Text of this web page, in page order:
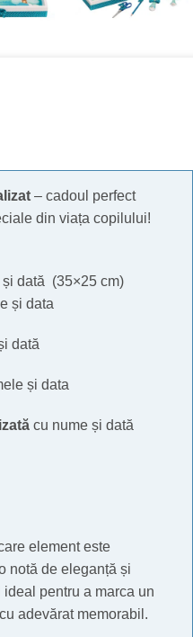
– cadoul perfect
din viața copilului!
și dată (35×25 cm)
și data
dată
și data
cu nume și dată
element este
notă de eleganță și
pentru a marca un
adevărat memorabil.